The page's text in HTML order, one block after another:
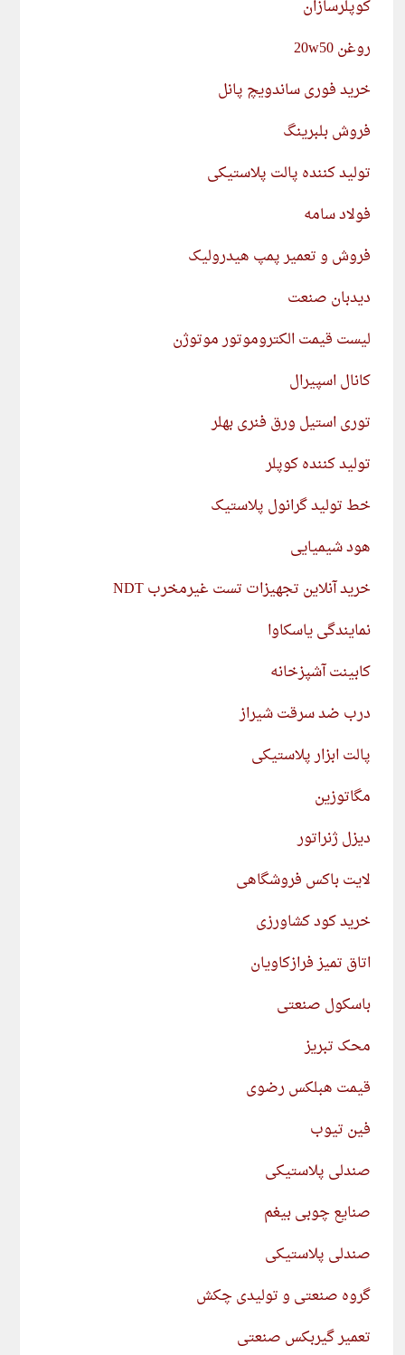
کوپلرسازان
روغن 20w50
خرید فوری ساندویچ پانل
فروش بلبرینگ
تولید کننده پالت پلاستیکی
فولاد سامه
فروش و تعمیر پمپ هیدرولیک
دیدبان صنعت
لیست قیمت الکتروموتور موتوژن
کانال اسپیرال
توری استیل ورق فنری بهلر
تولید کننده کوپلر
خط تولید گرانول پلاستیک
هود شیمیایی
خرید آنلاین تجهیزات تست غیرمخرب NDT
نمایندگی یاسکاوا
کابینت آشپزخانه
درب ضد سرقت شیراز
پالت ابزار پلاستیکی
مگاتوزین
دیزل ژنراتور
لایت باکس فروشگاهی
خرید کود کشاورزی
اتاق تمیز فرازکاویان
باسکول صنعتی
محک تبریز
قیمت هبلکس رضوی
فین تیوب
صندلی پلاستیکی
صنایع چوبی بیغم
صندلی پلاستیکی
گروه صنعتی و تولیدی چکش
تعمیر گیربکس صنعتی